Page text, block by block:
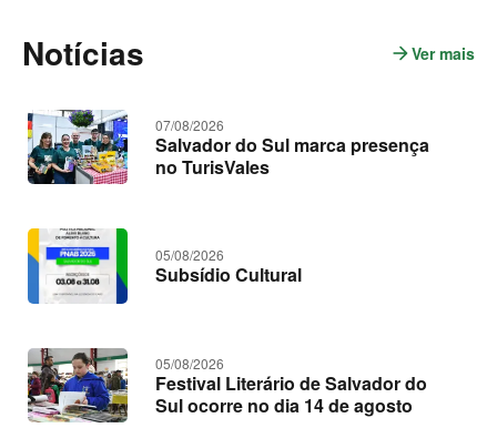
Notícias arrow_forwardVer mais
07/08/2026
Salvador do Sul marca presença
no TurisVales
05/08/2026
Subsídio Cultural
05/08/2026
Festival Literário de Salvador do
Sul ocorre no dia 14 de agosto